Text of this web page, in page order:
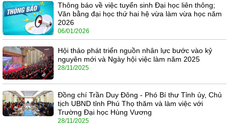
Thông báo về việc tuyển sinh Đại học liên thông;
Văn bằng đại học thứ hai hệ vừa làm vừa học năm
2026
06/01/2026
Hội thảo phát triển nguồn nhân lực bước vào kỷ
nguyên mới và Ngày hội việc làm năm 2025
28/11/2025
Đồng chí Trần Duy Đông - Phó Bí thư Tỉnh ủy, Chủ
tịch UBND tỉnh Phú Thọ thăm và làm việc với
Trường Đại học Hùng Vương
28/11/2025